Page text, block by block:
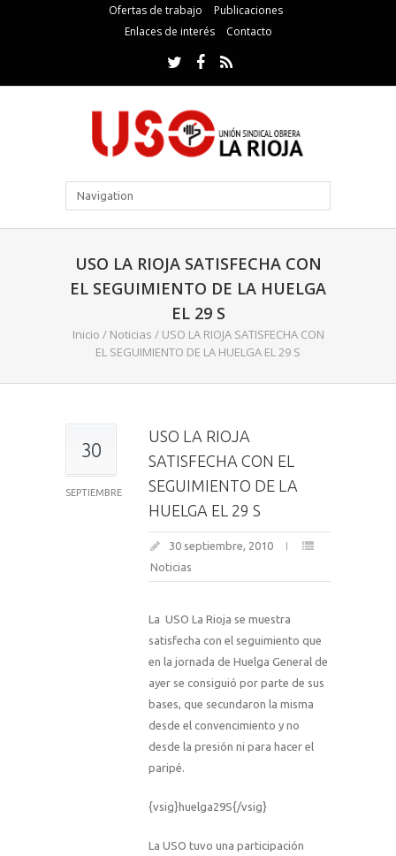
Ofertas de trabajo
Publicaciones
Enlaces de interés
Contacto
USO LA RIOJA SATISFECHA CON
EL SEGUIMIENTO DE LA HUELGA
EL 29 S
Inicio / Noticias / USO LA RIOJA SATISFECHA CON
EL SEGUIMIENTO DE LA HUELGA EL 29 S
30
SEPTIEMBRE
USO LA RIOJA
SATISFECHA CON EL
SEGUIMIENTO DE LA
HUELGA EL 29 S
30 septiembre, 2010
Noticias
La USO La Rioja se muestra
satisfecha con el seguimiento que
en la jornada de Huelga General de
ayer se consiguió por parte de sus
bases, que secundaron la misma
desde el convencimiento y no
desde la presión ni para hacer el
paripé.
{vsig}huelga29S{/vsig}
La USO tuvo una participación